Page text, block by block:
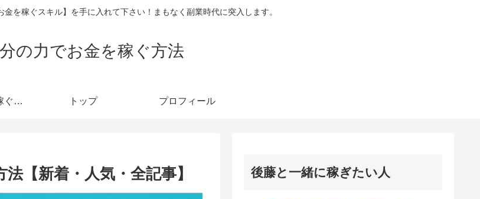
を稼ぐスキル】を手に入れて下さい！まもなく副業時代に突入します。
の力でお金を稼ぐ方法
あっさり10万円稼ぐメルマガ トップ プロフィール
【新着・人気・全記事】 後藤と一緒に稼ぎたい人